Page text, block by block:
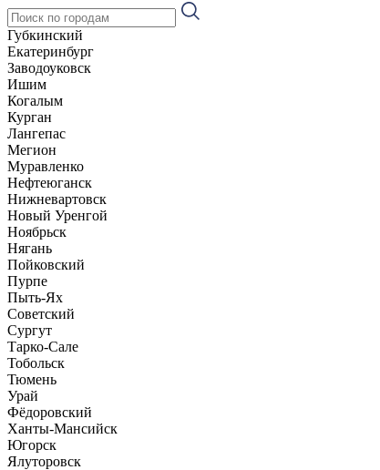
Губкинский
Екатеринбург
Заводоуковск
Ишим
Когалым
Курган
Лангепас
Мегион
Муравленко
Нефтеюганск
Нижневартовск
Новый Уренгой
Ноябрьск
Нягань
Пойковский
Пурпе
Пыть-Ях
Советский
Сургут
Тарко-Сале
Тобольск
Тюмень
Урай
Фёдоровский
Ханты-Мансийск
Югорск
Ялуторовск